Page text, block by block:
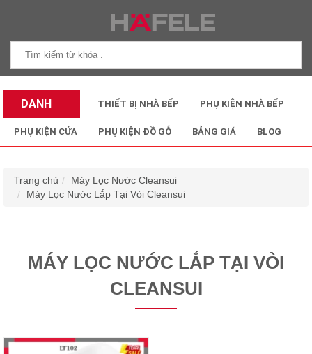
DANH
MỤC SẢN
THIẾT BỊ NHÀ BẾP PHỤ KIỆN NHÀ BẾP
PHỤ KIỆN CỬA PHỤ KIỆN ĐỒ GỖ BẢNG GIÁ BLOG
Trang chủ
Máy Lọc Nước Cleansui
Máy Lọc Nước Lắp Tại Vòi Cleansui
MÁY LỌC NƯỚC LẮP TẠI VÒI
CLEANSUI